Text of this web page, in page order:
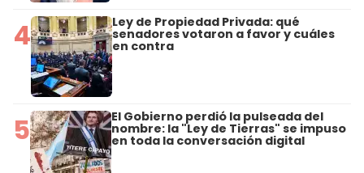
4 Ley de Propiedad Privada: qué
senadores votaron a favor y cuáles
en contra
5 El Gobierno perdió la pulseada del
nombre: la "Ley de Tierras" se impuso
en toda la conversación digital